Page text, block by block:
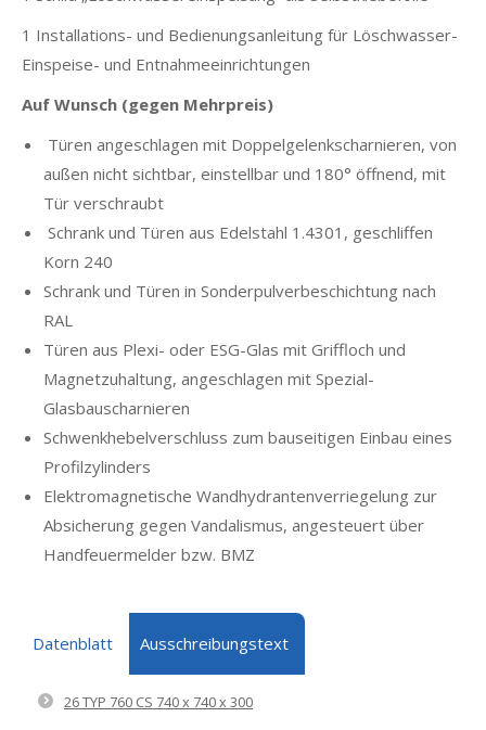
1 Installations- und Bedienungsanleitung für Löschwasser-
Einspeise- und Entnahmeeinrichtungen
Auf Wunsch (gegen Mehrpreis)
Türen angeschlagen mit Doppelgelenkscharnieren, von
außen nicht sichtbar, einstellbar und 180° öffnend, mit
Tür verschraubt
Schrank und Türen aus Edelstahl 1.4301, geschliffen
Korn 240
Schrank und Türen in Sonderpulverbeschichtung nach
RAL
Türen aus Plexi- oder ESG-Glas mit Griffloch und
Magnetzuhaltung, angeschlagen mit Spezial-
Glasbauscharnieren
Schwenkhebelverschluss zum bauseitigen Einbau eines
Profilzylinders
Elektromagnetische Wandhydrantenverriegelung zur
Absicherung gegen Vandalismus, angesteuert über
Handfeuermelder bzw. BMZ
Datenblatt Ausschreibungstext
26 TYP 760 CS 740 x 740 x 300